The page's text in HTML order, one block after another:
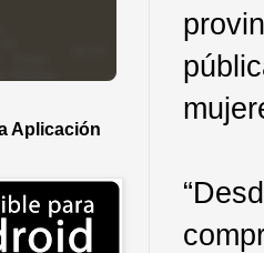
Aplicación